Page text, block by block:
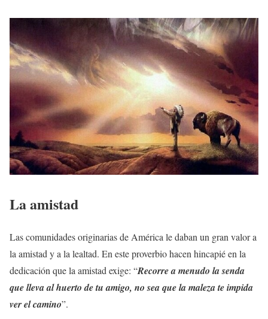
La amistad
Las comunidades originarias de América le daban un gran valor a
la amistad y a la lealtad. En este proverbio hacen hincapié en la
dedicación que la amistad exige: “Recorre a menudo la senda
que lleva al huerto de tu amigo, no sea que la maleza te impida
ver el camino”.